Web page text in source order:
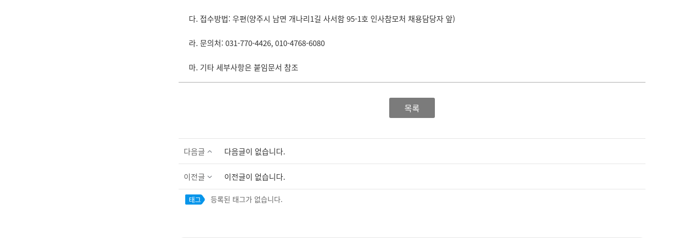
다. 접수방법: 우편(양주시 남면 개나리1길 사서함 95-1호 인사참모처 채용담당자 앞)
라. 문의처: 031-770-4426, 010-4768-6080
마. 기타 세부사항은 붙임문서 참조
목록
다음글 다음글이 없습니다.
이전글 이전글이 없습니다.
태그 등록된 태그가 없습니다.